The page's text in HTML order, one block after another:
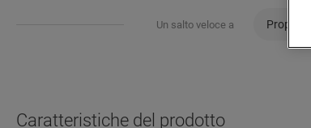
Un salto veloce a Proprietà
Caratteristiche del prodotto